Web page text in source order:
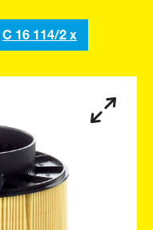
C 16 114/2 x